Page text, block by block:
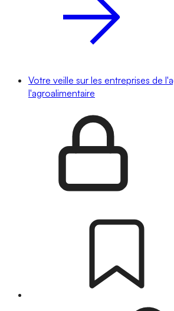
Votre veille sur les entreprises de
l'agroalimentaire